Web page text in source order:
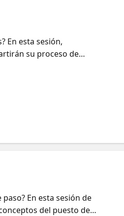
En esta sesión,
su proceso de
e inspirarte con la
En esta sesión de
del puesto de